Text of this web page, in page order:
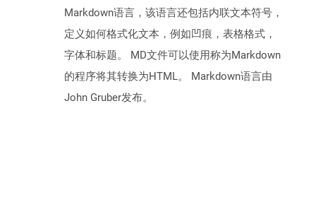
Markdown语言，该语言还包括内联文本符号，
定义如何格式化文本，例如凹痕，表格格式，
字体和标题。 MD文件可以使用称为Markdown
的程序将其转换为HTML。 Markdown语言由
John Gruber发布。